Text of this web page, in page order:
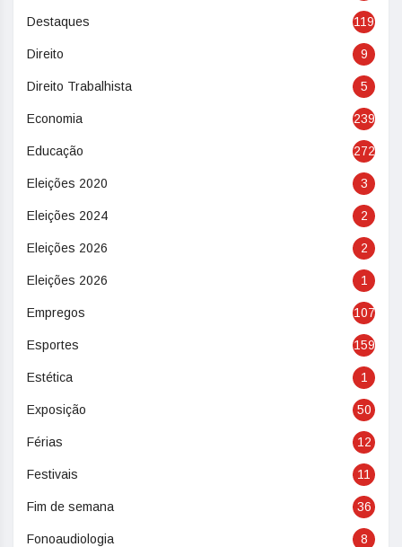
Destaques 119
Direito 9
Direito Trabalhista 5
Economia 239
Educação 272
Eleições 2020 3
Eleições 2024 2
Eleições 2026 2
Eleições 2026 1
Empregos 107
Esportes 159
Estética 1
Exposição 50
Férias 12
Festivais 11
Fim de semana 36
Fonoaudiologia 8